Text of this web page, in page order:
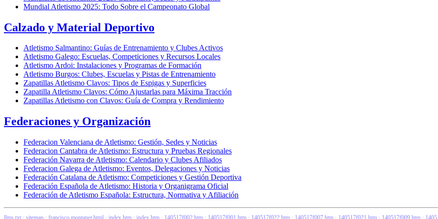
Mundial Atletismo 2025: Todo Sobre el Campeonato Global
Calzado y Material Deportivo
Atletismo Salmantino: Guías de Entrenamiento y Clubes Activos
Atletismo Galego: Escuelas, Competiciones y Recursos Locales
Atletismo Ardoi: Instalaciones y Programas de Formación
Atletismo Burgos: Clubes, Escuelas y Pistas de Entrenamiento
Zapatillas Atletismo Clavos: Tipos de Espigas y Superficies
Zapatilla Atletismo Clavos: Cómo Ajustarlas para Máxima Tracción
Zapatillas Atletismo con Clavos: Guía de Compra y Rendimiento
Federaciones y Organización
Federacion Valenciana de Atletismo: Gestión, Sedes y Noticias
Federacion Cantabra de Atletismo: Estructura y Pruebas Regionales
Federación Navarra de Atletismo: Calendario y Clubes Afiliados
Federacion Galega de Atletismo: Eventos, Delegaciones y Noticias
Federación Catalana de Atletismo: Competiciones y Gestión Deportiva
Federación Española de Atletismo: Historia y Organigrama Oficial
Federación de Atletismo Española: Estructura, Normativa y Afiliación